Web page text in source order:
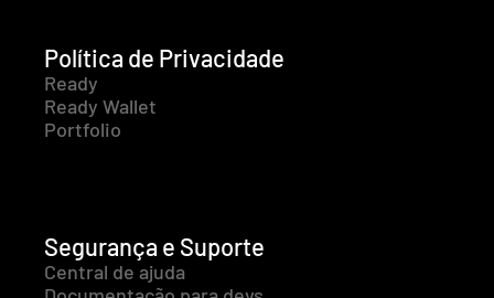
Política de Privacidade
Ready
Ready Wallet
Portfolio
Segurança e Suporte
Central de ajuda